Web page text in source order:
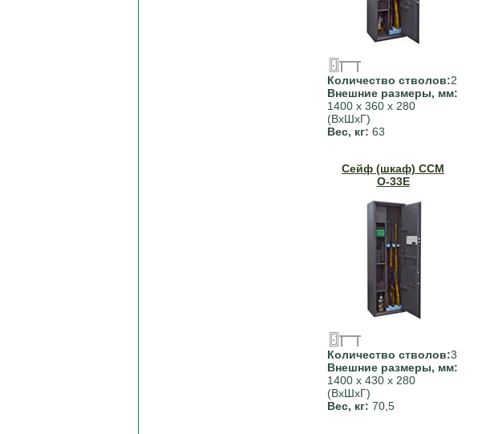
Количество стволов:2
Внешние размеры, мм:
1400 х 360 х 280
(ВхШхГ)
Вес, кг: 63
Сейф (шкаф) ССМ
О-33Е
Количество стволов:3
Внешние размеры, мм:
1400 х 430 х 280
(ВхШхГ)
Вес, кг: 70,5